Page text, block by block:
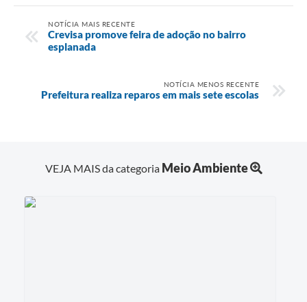
NOTÍCIA MAIS RECENTE
Crevisa promove feira de adoção no bairro
esplanada
NOTÍCIA MENOS RECENTE
Prefeitura realiza reparos em mais sete escolas
VEJA MAIS da categoria Meio Ambiente